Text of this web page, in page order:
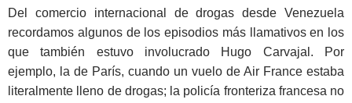
Del comercio internacional de drogas desde Venezuela
recordamos algunos de los episodios más llamativos en los
que también estuvo involucrado Hugo Carvajal. Por
ejemplo, la de París, cuando un vuelo de Air France estaba
literalmente lleno de drogas; la policía fronteriza francesa no